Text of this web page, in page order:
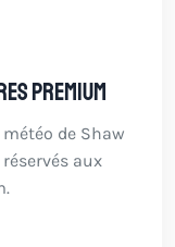
Premium
de Shaw
aux